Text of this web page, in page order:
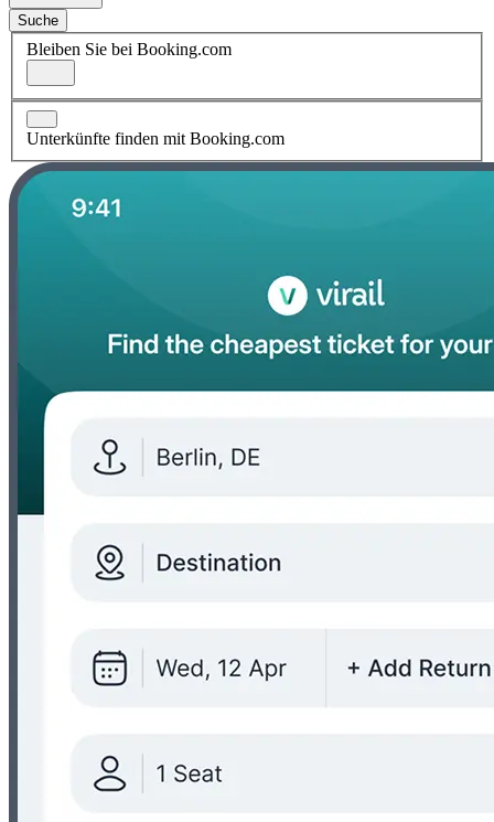
Suche
Bleiben Sie bei Booking.com
Unterkünfte finden mit Booking.com